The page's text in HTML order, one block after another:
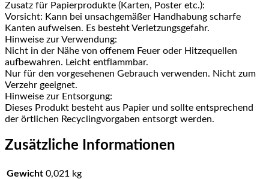
Zusatz für Papierprodukte (Karten, Poster etc.):
Vorsicht: Kann bei unsachgemäßer Handhabung scharfe
Kanten aufweisen. Es besteht Verletzungsgefahr.
Hinweise zur Verwendung:
Nicht in der Nähe von offenem Feuer oder Hitzequellen
aufbewahren. Leicht entflammbar.
Nur für den vorgesehenen Gebrauch verwenden. Nicht zum
Verzehr geeignet.
Hinweise zur Entsorgung:
Dieses Produkt besteht aus Papier und sollte entsprechend
der örtlichen Recyclingvorgaben entsorgt werden.
Zusätzliche Informationen
Gewicht 0,021 kg